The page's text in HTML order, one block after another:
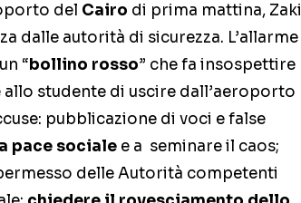
del Cairo di prima mattina, Zaki
dalle autorità di sicurezza. L’allarme
“bollino rosso” che fa insospettire
studente di uscire dall’aeroporto
pubblicazione di voci e false
pace sociale e a seminare il caos;
delle Autorità competenti